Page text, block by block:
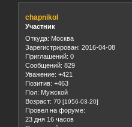
chapnikol
Участник
Откуда: Москва
Зарегистрирован: 2016-04-08
Приглашений: 0
Сообщений: 829
Уважение: +421
Позитив: +463
Пол: Мужской
Возраст: 70 [1956-03-20]
Провел на форуме:
23 дня 16 часов